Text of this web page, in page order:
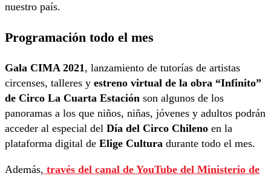
nuestro país.
Programación todo el mes
Gala CIMA 2021 , lanzamiento de tutorías de artistas
circenses, talleres y estreno virtual de la obra “Infinito”
de Circo La Cuarta Estación son algunos de los
panoramas a los que niños, niñas, jóvenes y adultos podrán
acceder al especial del Día del Circo Chileno en la
plataforma digital de Elige Cultura durante todo el mes.
Además, través del canal de YouTube del Ministerio de